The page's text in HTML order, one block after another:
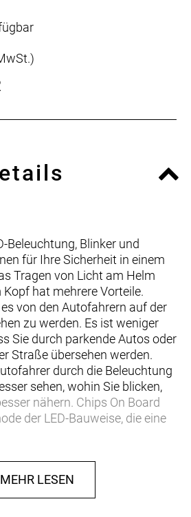
Beleuchtung, Blinker und
für Ihre Sicherheit in einem
Tragen von Licht am Helm
hat mehrere Vorteile.
von den Autofahrern auf der
zu werden. Es ist weniger
Sie durch parkende Autos oder
Straße übersehen werden.
durch die Beleuchtung
sehen, wohin Sie blicken,
nähern. Chips On Board
der LED-Bauweise, die eine
und liefert gleichzeitig
was bedeutet, dass Sie
gesehen werden.
MEHR LESEN